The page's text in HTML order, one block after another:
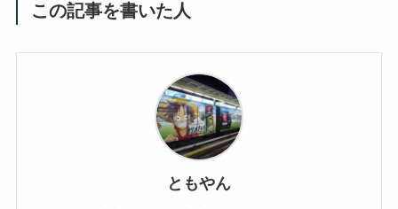
この記事を書いた人
ともやん